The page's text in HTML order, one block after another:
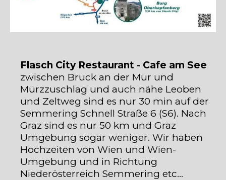
Flasch City Restaurant - Cafe am See
zwischen Bruck an der Mur und
Mürzzuschlag und auch nähe Leoben
und Zeltweg sind es nur 30 min auf der
Semmering Schnell Straße 6 (S6). Nach
Graz sind es nur 50 km und Graz
Umgebung sogar weniger. Wir haben
Hochzeiten von Wien und Wien-
Umgebung und in Richtung
Niederösterreich Semmering etc…